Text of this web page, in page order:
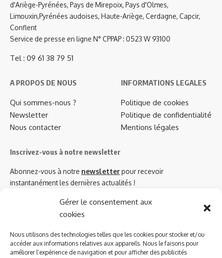
Gérer le consentement aux
cookies
Nous utilisons des technologies telles que les cookies pour stocker et/ou
accéder aux informations relatives aux appareils. Nous le faisons pour
améliorer l’expérience de navigation et pour afficher des publicités
d'Ariège-Pyrénées, Pays de Mirepoix, Pays d'Olmes,
Limouxin,Pyrénées audoises, Haute-Ariège, Cerdagne, Capcir,
Conflent
Service de presse en ligne N° CPPAP : 0523 W 93100
Tel : 09 61 38 79 51
A PROPOS DE NOUS
Qui sommes-nous ?
Newsletter
Nous contacter
INFORMATIONS LEGALES
Politique de cookies
Politique de confidentialité
Mentions légales
Inscrivez-vous à notre newsletter
Abonnez-vous à notre newsletterpour recevoir
instantanément les dernières actualités !
Azinat.com TV soutient